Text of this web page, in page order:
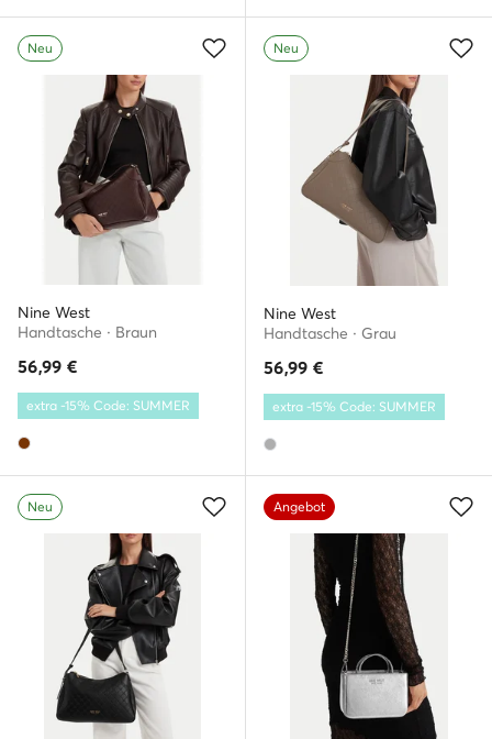
Neu
Nine West
Handtasche · Braun
56,99 €
extra -15% Code: SUMMER
Neu
Nine West
Handtasche · Grau
56,99 €
extra -15% Code: SUMMER
Neu Angebot